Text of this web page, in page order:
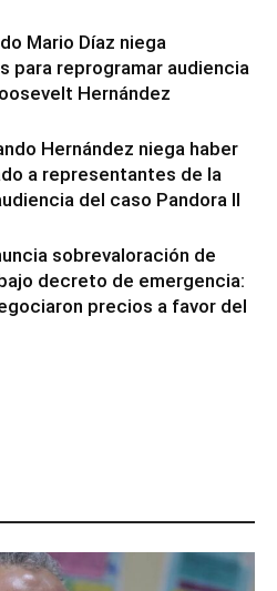
Mario Díaz niega
para reprogramar audiencia
Hernández
Hernández niega haber
a representantes de la
del caso Pandora II
sobrevaloración de
decreto de emergencia:
precios a favor del